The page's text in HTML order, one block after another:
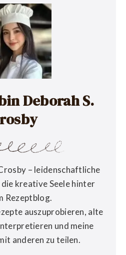
Deborah S.
– leidenschaftliche
kreative Seele hinter
Rezeptblog.
auszuprobieren, alte
und meine
anderen zu teilen.